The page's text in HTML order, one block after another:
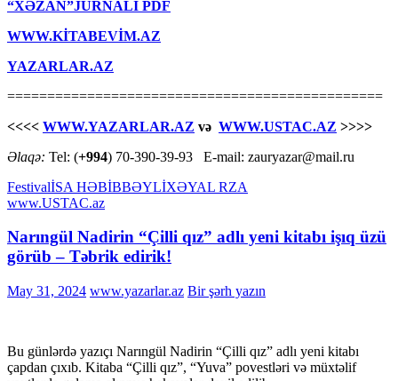
“XƏZAN”JURNALI PDF
WWW.KİTABEVİM.AZ
YAZARLAR.AZ
===============================================
<<<< WWW.YAZARLAR.AZ və WWW.USTAC.AZ >>>>
Əlaqə: Tel: (+994) 70-390-39-93 E-mail: zauryazar@mail.ru
FestivalİSA HƏBİBBƏYLİXƏYAL RZA
www.USTAC.az
Narıngül Nadirin “Çilli qız” adlı yeni kitabı işıq üzü
görüb – Təbrik edirik!
May 31, 2024 www.yazarlar.az Bir şərh yazın
Bu günlərdə yazıçı Narıngül Nadirin “Çilli qız” adlı yeni kitabı
çapdan çıxıb. Kitaba “Çilli qız”, “Yuva” povestləri və müxtəlif